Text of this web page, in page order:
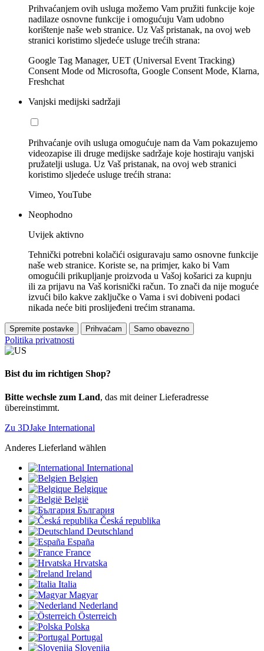
Prihvaćanjem ovih usluga možemo Vam pružiti funkcije koje
nadilaze osnovne funkcije i omogućuju Vam udobno
korištenje naše web stranice. Uz Vaš pristanak, na ovoj web
stranici koristimo sljedeće usluge trećih strana:
Google Tag Manager, UET (Universal Event Tracking)
Consent Mode od Microsofta, Google Consent Mode, Klarna,
Freshchat
Vanjski medijski sadržaji
Prihvaćanje ovih usluga omogućuje nam da Vam pokazujemo
videozapise ili druge medijske sadržaje koje hostiraju vanjski
pružatelji usluga. Uz Vaš pristanak, na ovoj web stranici
koristimo sljedeće usluge trećih strana:
Vimeo, YouTube
Neophodno
Uvijek aktivno
Tehnički potrebni kolačići osiguravaju samo osnovne funkcije
naše web stranice. Koriste se, na primjer, kako bi Vam
omogućili prikupljanje proizvoda u Vašoj košarici za kupnju
ili za prijavu na Vaš korisnički račun. To znači da nije moguće
izvući bilo kakve zaključke o Vama i svi dobiveni podaci
nikada neće biti proslijeđeni trećim stranama.
Spremite postavke Prihvaćam Samo obavezno
Politika privatnosti
Bist du im richtigen Shop?
Bitte wechsle zum Land, das mit deiner Lieferadresse
übereinstimmt.
Zu 3DJake International
Anderes Lieferland wählen
International
Belgien
Belgique
België
България
Česká republika
Deutschland
España
France
Hrvatska
Ireland
Italia
Magyar
Nederland
Österreich
Polska
Portugal
Slovenija